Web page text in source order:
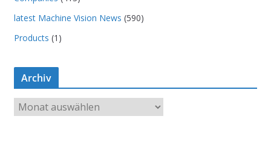
latest Machine Vision News (590)
Products (1)
Archiv
r